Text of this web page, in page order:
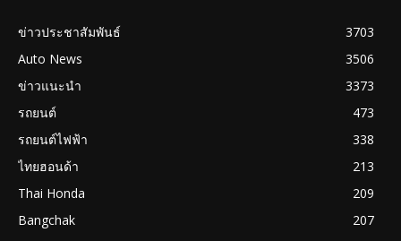
ข่าวประชาสัมพันธ์
3703
Auto News
3506
ข่าวแนะนำ
3373
รถยนต์
473
รถยนต์ไฟฟ้า
338
ไทยฮอนด้า
213
Thai Honda
209
Bangchak
207